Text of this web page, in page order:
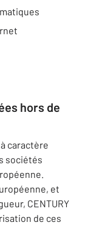
hors de
caractère
sociétés
et
CENTURY
de ces